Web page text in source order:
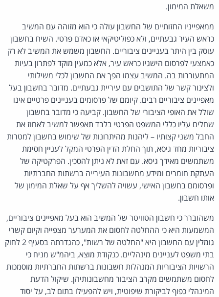
משאלת המימון.
ממאפייניו החזותיים של החשבון עולה כי הוא מזוהה עם המשיב
כראש העיר גבעתיים, ולא כפוליטיקאי או כאדם פרטי. השיח בחשבון
עוסק בין היתר בעניינים ציבוריים. החשבון משמש את המשיב לא רק
כאמצעי לפרסום הישגיו כראש עיר, אלא כמעין מוקד לפתרון בעיות
המתעוררות בה. המשיב עצמו הפך את החשבון לכלי משילותי
ולצינור קשר של התושבים עם עיריית גבעתיים. מדובר בחשבון בעל
מאפיינים ציבוריים רבים. קיומם של פרסומים בעניינים פרטיים אינו
שולל את האופי הציבורי של החשבון. קביעה כי מדובר בחשבון
שחלים עליו כללי המשפט הפרטי בלבד תאפשר למשיב לאחוז את
החבל משני קצותיו – ליהנות מהיתרונות של שימוש בחשבון למטרות
ציבוריות מחד גיסא, תוך החלת הדין הפרטי המקל לעניין חסימת
משתמשים מאידך גיסא. עם זאת לא ניתן להסכין. הפרקטיקה של
העתקת חומרים ומידע מחשבונות העירייה ברשתות החברתיות
ופרסומם בחשבון האישי, עשויה להשליך אף על שאלת המימון של
אותו חשבון.
משהוברר כי חשבון הטוויטר של המשיב הוא בעל מאפיינים ציבוריים,
המשמעות היא כי ההחלטה לחסום את המערער מצפייה וקיום קשרי
גומלין עם החשבון היא "החלטה של רשות", כהגדרתה בסעיף 2 לחוק
בתי משפט לעניינים מינהליים. כנקודת מוצא, ביהמ"ש מניח כי
הרשויות הציבוריות המנהלות חשבונות ברשתות החברתיות מוסמכות
לחסום משתמשים מקרב הציבור מחשבונותיהן. שיקול הדעת
המינהלי כפוף לביקורת שיפוטית, ויש להפעילו בתום לב, על יסוד